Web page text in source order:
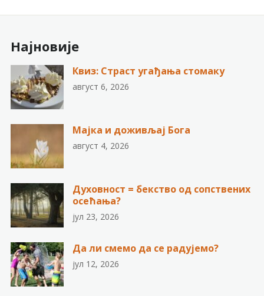
Најновије
Квиз: Страст угађања стомаку
август 6, 2026
Мајка и доживљај Бога
август 4, 2026
Духовност = бекство од сопствених
осећања?
јул 23, 2026
Да ли смемо да се радујемо?
јул 12, 2026